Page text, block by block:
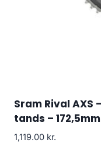
Sram Rival AXS
tands –
1,119.00 kr.